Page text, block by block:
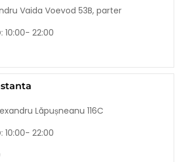
Vaida Voevod 53B, parter
10:00- 22:00
Lăpușneanu 116C
10:00- 22:00